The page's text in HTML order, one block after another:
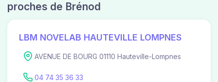
proches de Brénod
LBM NOVELAB HAUTEVILLE LOMPNES
AVENUE DE BOURG 01110 Hauteville-Lompnes
04 74 35 36 33